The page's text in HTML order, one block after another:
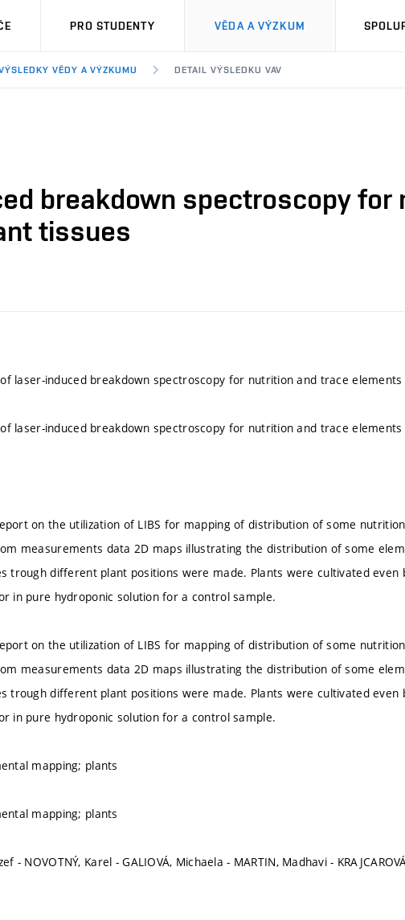
PRO STUDENTY VĚDA A VÝZKUM
VĚDY A VÝZKUMU DETAIL VÝSLEDKU VAV
breakdown spectroscopy for
tissues
laser-induced breakdown spectroscopy for nutrition and trace
laser-induced breakdown spectroscopy for nutrition and trace
on the utilization of LIBS for mapping of distribution of some
measurements data 2D maps illustrating the distribution of some
trough different plant positions were made. Plants were cultivated even
in pure hydroponic solution for a control sample.
on the utilization of LIBS for mapping of distribution of some
measurements data 2D maps illustrating the distribution of some
trough different plant positions were made. Plants were cultivated even
in pure hydroponic solution for a control sample.
mapping; plants
mapping; plants
- NOVOTNÝ, Karel - GALIOVÁ, Michaela - MARTIN, Madhavi -